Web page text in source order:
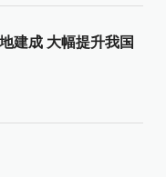
建成 大幅提升我国